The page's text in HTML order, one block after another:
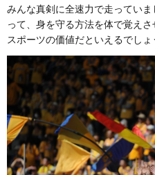
みんな真剣に全速力で走ってい
って、身を守る方法を体で覚え
スポーツの価値だといえるでしょ